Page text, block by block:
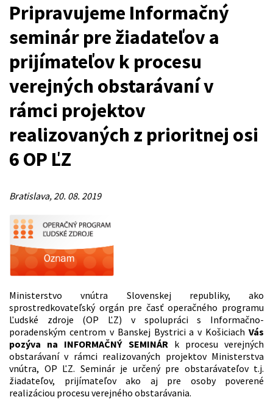
Pripravujeme Informačný
seminár pre žiadateľov a
prijímateľov k procesu
verejných obstarávaní v
rámci projektov
realizovaných z prioritnej osi
6 OP ĽZ
Bratislava, 20. 08. 2019
Ministerstvo vnútra Slovenskej republiky, ako
sprostredkovateľský orgán pre časť operačného programu
Ľudské zdroje (OP ĽZ) v spolupráci s Informačno-
poradenským centrom v Banskej Bystrici a v Košiciach Vás
pozýva na INFORMAČNÝ SEMINÁRk procesu verejných
obstarávaní v rámci realizovaných projektov Ministerstva
vnútra, OP ĽZ. Seminár je určený pre obstarávateľov t.j.
žiadateľov, prijímateľov ako aj pre osoby poverené
realizáciou procesu verejného obstarávania.